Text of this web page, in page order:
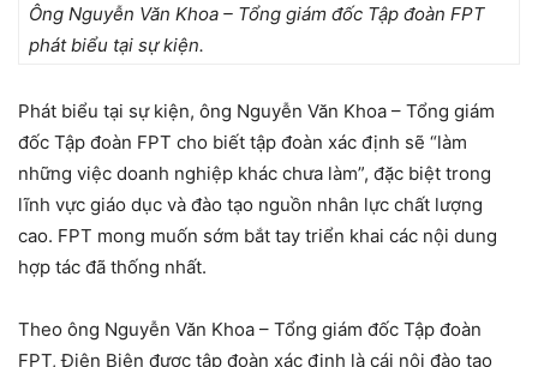
Ông Nguyễn Văn Khoa – Tổng giám đốc Tập đoàn FPT
phát biểu tại sự kiện.
Phát biểu tại sự kiện, ông Nguyễn Văn Khoa – Tổng giám
đốc Tập đoàn FPT cho biết tập đoàn xác định sẽ “làm
những việc doanh nghiệp khác chưa làm”, đặc biệt trong
lĩnh vực giáo dục và đào tạo nguồn nhân lực chất lượng
cao. FPT mong muốn sớm bắt tay triển khai các nội dung
hợp tác đã thống nhất.
Theo ông Nguyễn Văn Khoa – Tổng giám đốc Tập đoàn
FPT, Điện Biên được tập đoàn xác định là cái nôi đào tạo